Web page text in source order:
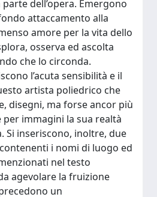
dell’opera. Emergono
attaccamento alla
amore per la vita dello
osserva ed ascolta
che lo circonda.
l’acuta sensibilità e il
artista poliedrico che
disegni, ma forse ancor più
immagini la sua realtà
Si inseriscono, inoltre, due
i nomi di luogo ed
nel testo
agevolare la fruizione
un